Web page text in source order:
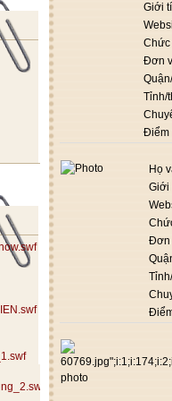
Giới
Chức
Đơn
Tỉnh/
Điểm
Họ
Giới
Đơn